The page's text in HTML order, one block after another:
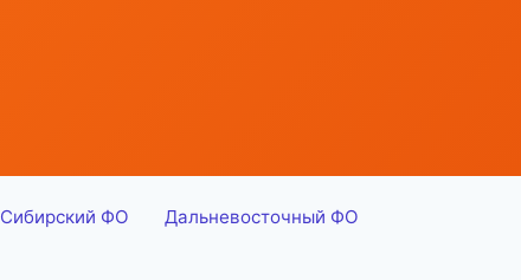
Сибирский ФО Дальневосточный ФО